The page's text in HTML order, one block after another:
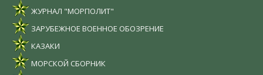
ЖУРНАЛ "МОРПОЛИТ"
ЗАРУБЕЖНОЕ ВОЕННОЕ ОБОЗРЕНИЕ
КАЗАКИ
МОРСКОЙ СБОРНИК